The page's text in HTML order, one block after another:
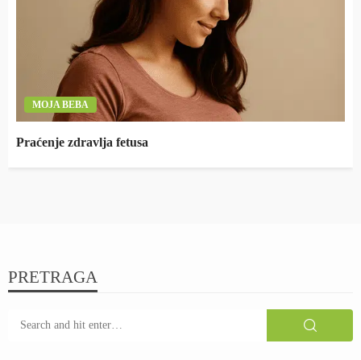
MOJA BEBA
Praćenje zdravlja fetusa
PRETRAGA